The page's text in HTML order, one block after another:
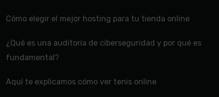
Cómo elegir el mejor hosting para tu tienda online
¿Qué es una auditoría de ciberseguridad y por qué es
fundamental?
Aquí te explicamos cómo ver tenis online